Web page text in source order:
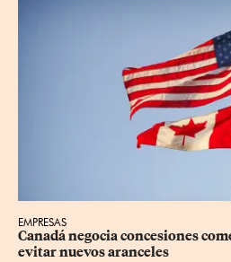
EMPRESAS
Canadá negocia concesiones
evitar nuevos aranceles